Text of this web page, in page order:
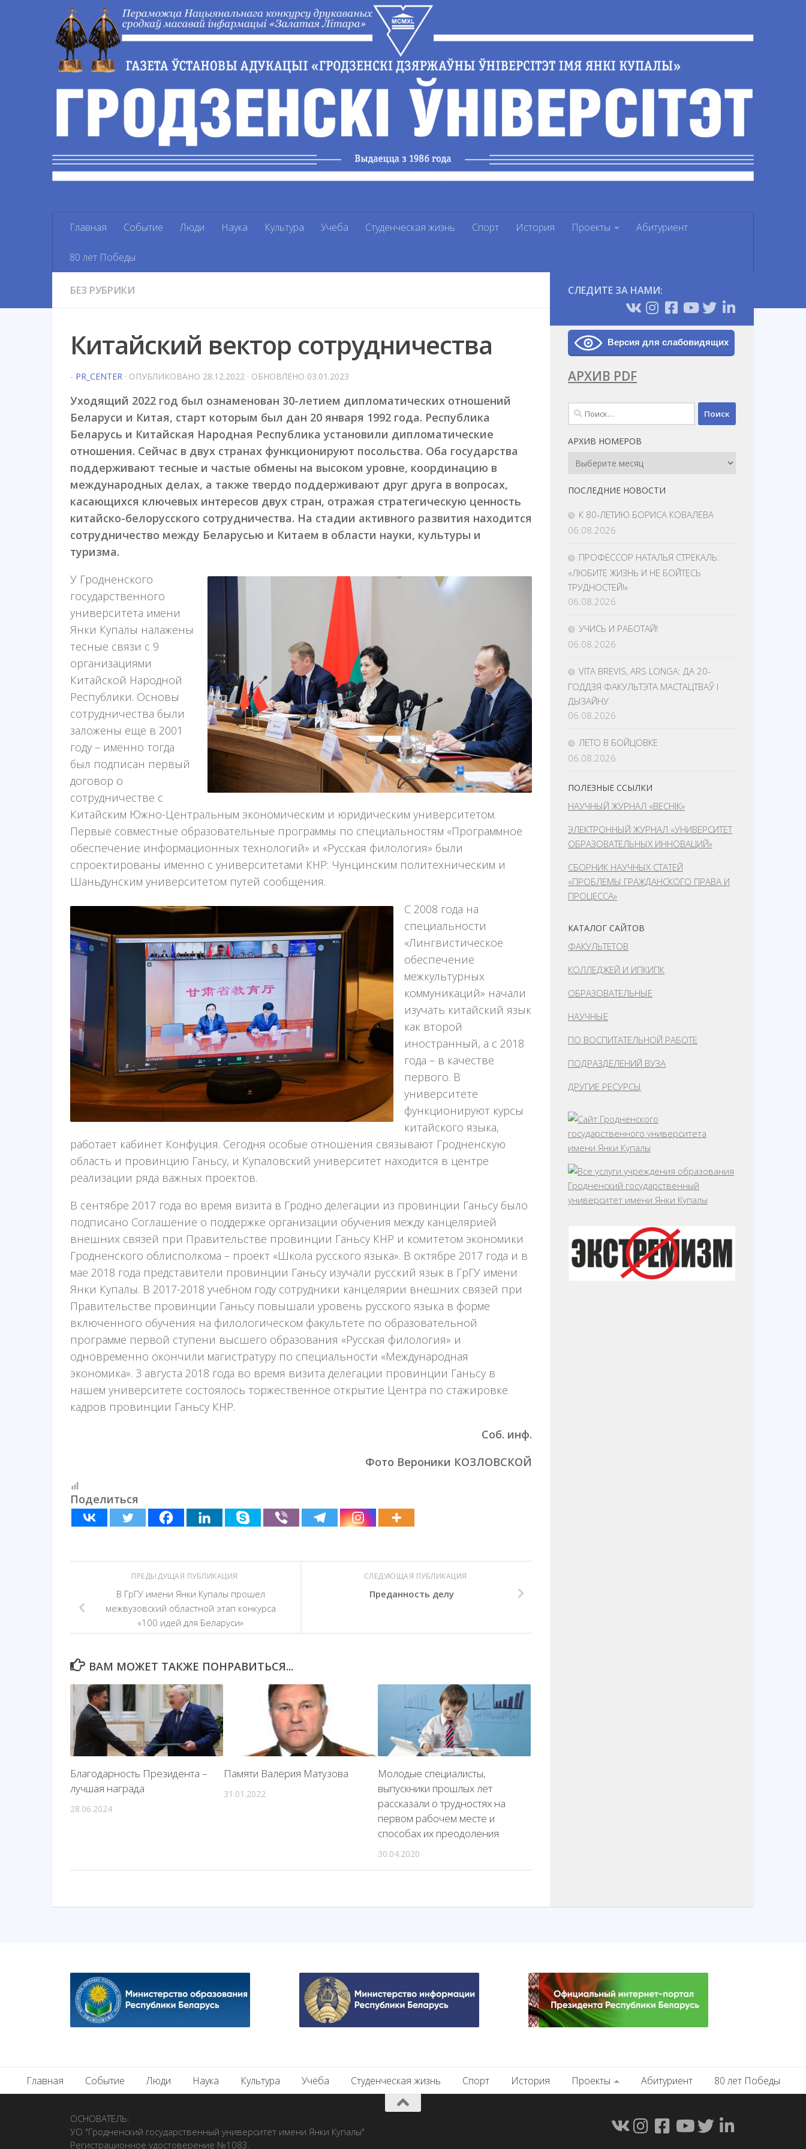
Перейти к содержимому
Главная Событие Люди Наука Культура Учёба Студенческая жизнь Спорт История Проекты Абитуриент
80 лет Победы
БЕЗ РУБРИКИ
Китайский вектор сотрудничества
- PR_CENTER · ОПУБЛИКОВАНО 28.12.2022 · ОБНОВЛЕНО 03.01.2023
Уходящий 2022 год был ознаменован 30-летием дипломатических отношений
Беларуси и Китая, старт которым был дан 20 января 1992 года. Республика
Беларусь и Китайская Народная Республика установили дипломатические
отношения. Сейчас в двух странах функционируют посольства. Оба государства
поддерживают тесные и частые обмены на высоком уровне, координацию в
международных делах, а также твердо поддерживают друг друга в вопросах,
касающихся ключевых интересов двух стран, отражая стратегическую ценность
китайско-белорусского сотрудничества. На стадии активного развития находится
сотрудничество между Беларусью и Китаем в области науки, культуры и
туризма.
У Гродненского
государственного
университета имени
Янки Купалы налажены
тесные связи с 9
организациями
Китайской Народной
Республики. Основы
сотрудничества были
заложены еще в 2001
году – именно тогда
был подписан первый
договор о
сотрудничестве с
Китайским Южно-Центральным экономическим и юридическим университетом.
Первые совместные образовательные программы по специальностям «Программное
обеспечение информационных технологий» и «Русская филология» были
спроектированы именно с университетами КНР: Чунцинским политехническим и
Шаньдунским университетом путей сообщения.
С 2008 года на
специальности
«Лингвистическое
обеспечение
межкультурных
коммуникаций» начали
изучать китайский язык
как второй
иностранный, а с 2018
года – в качестве
первого. В
университете
функционируют курсы
китайского языка,
работает кабинет Конфуция. Сегодня особые отношения связывают Гродненскую
область и провинцию Ганьсу, и Купаловский университет находится в центре
реализации ряда важных проектов.
В сентябре 2017 года во время визита в Гродно делегации из провинции Ганьсу было
подписано Соглашение о поддержке организации обучения между канцелярией
внешних связей при Правительстве провинции Ганьсу КНР и комитетом экономики
Гродненского облисполкома – проект «Школа русского языка». В октябре 2017 года и в
мае 2018 года представители провинции Ганьсу изучали русский язык в ГрГУ имени
Янки Купалы. В 2017-2018 учебном году сотрудники канцелярии внешних связей при
Правительстве провинции Ганьсу повышали уровень русского языка в форме
включенного обучения на филологическом факультете по образовательной
программе первой ступени высшего образования «Русская филология» и
одновременно окончили магистратуру по специальности «Международная
экономика». 3 августа 2018 года во время визита делегации провинции Ганьсу в
нашем университете состоялось торжественное открытие Центра по стажировке
кадров провинции Ганьсу КНР.
Соб. инф.
Фото Вероники КОЗЛОВСКОЙ
Поделиться
СЛЕДУЮЩАЯ ПУБЛИКАЦИЯ
Преданность делу
ПРЕДЫДУЩАЯ ПУБЛИКАЦИЯ
В ГрГУ имени Янки Купалы прошел
межвузовский областной этап конкурса
«100 идей для Беларуси»
ВАМ МОЖЕТ ТАКЖЕ ПОНРАВИТЬСЯ...
Благодарность Президента –
лучшая награда
28.06.2024
Памяти Валерия Матузова
31.01.2022
Молодые специалисты,
выпускники прошлых лет
рассказали о трудностях на
первом рабочем месте и
способах их преодоления
30.04.2020
СЛЕДИТЕ ЗА НАМИ:
Версия для слабовидящих
АРХИВ PDF
Найти:
АРХИВ НОМЕРОВ
Архив
ПОСЛЕДНИЕ НОВОСТИ
К 80-ЛЕТИЮ БОРИСА КОВАЛЕВА
06.08.2026
ПРОФЕССОР НАТАЛЬЯ СТРЕКАЛЬ:
«ЛЮБИТЕ ЖИЗНЬ И НЕ БОЙТЕСЬ
ТРУДНОСТЕЙ!»
06.08.2026
УЧИСЬ И РАБОТАЙ!
06.08.2026
VITA BREVIS, ARS LONGA: ДА 20-
ГОДДЗЯ ФАКУЛЬТЭТА МАСТАЦТВАЎ І
ДЫЗАЙНУ
06.08.2026
ЛЕТО В БОЙЦОВКЕ
06.08.2026
ПОЛЕЗНЫЕ ССЫЛКИ
НАУЧНЫЙ ЖУРНАЛ «ВЕСНІК»
ЭЛЕКТРОННЫЙ ЖУРНАЛ «УНИВЕРСИТЕТ
ОБРАЗОВАТЕЛЬНЫХ ИННОВАЦИЙ»
СБОРНИК НАУЧНЫХ СТАТЕЙ
«ПРОБЛЕМЫ ГРАЖДАНСКОГО ПРАВА И
ПРОЦЕССА»
КАТАЛОГ САЙТОВ
ФАКУЛЬТЕТОВ
КОЛЛЕДЖЕЙ И ИПКИПК
ОБРАЗОВАТЕЛЬНЫЕ
НАУЧНЫЕ
ПО ВОСПИТАТЕЛЬНОЙ РАБОТЕ
ПОДРАЗДЕЛЕНИЙ ВУЗА
ДРУГИЕ РЕСУРСЫ
Главная Событие Люди Наука Культура Учёба Студенческая жизнь Спорт История Проекты Абитуриент 80 лет Победы
ОСНОВАТЕЛЬ:
УО "Гродненский государственный университет имени Янки Купалы"
Регистрационное удостоверение №1083.